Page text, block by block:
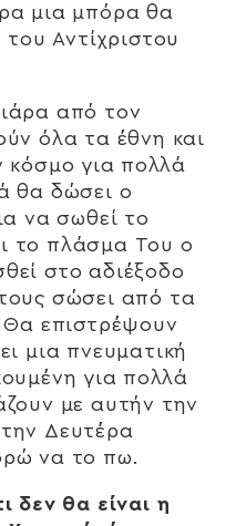
μια μπόρα θα
του Αντίχριστου
από τον
όλα τα έθνη και
κόσμο για πολλά
θα δώσει ο
να σωθεί το
το πλάσμα Του ο
στο αδιέξοδο
σώσει από τα
Θα επιστρέψουν
μια πνευματική
για πολλά
με αυτήν την
Δευτέρα
να το πω.
δεν θα είναι η